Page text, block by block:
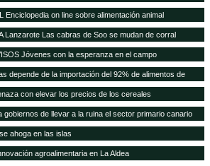
Enciclopedia on line sobre alimentación animal
Lanzarote Las cabras de Soo se mudan de corral
Jóvenes con la esperanza en el campo
depende de la importación del 92% de alimentos de
con elevar los precios de los cereales
gobiernos de llevar a la ruina el sector primario canario
ahoga en las islas
agroalimentaria en La Aldea